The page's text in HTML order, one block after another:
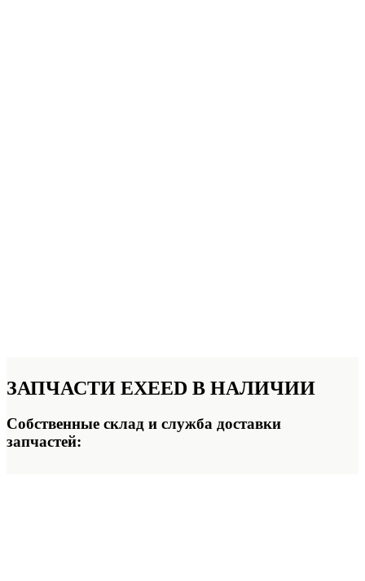
ЗАПЧАСТИ EXEED В НАЛИЧИИ
Собственные склад и служба доставки
запчастей: